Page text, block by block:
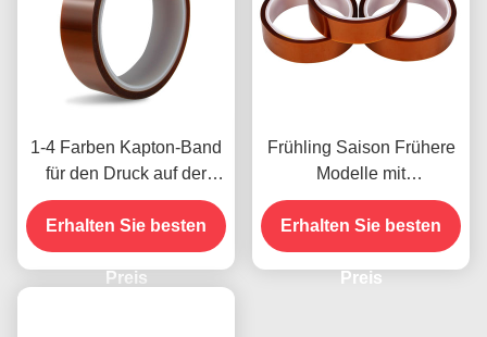
1-4 Farben Kapton-Band
für den Druck auf der
Vorderseite
Erhalten Sie besten
Preis
Frühling Saison Frühere
Modelle mit
Feuchtigkeitsbeständigke
it und 2,5N/25mm
Schälfestigkeit
Erhalten Sie besten
Preis